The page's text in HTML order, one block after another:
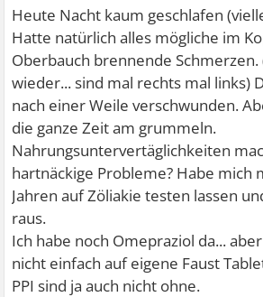
Heute Nacht kaum geschlafen
Hatte natürlich alles mögliche im
Oberbauch brennende
wieder... sind mal rechts mal links)
nach einer Weile verschwunden.
die ganze Zeit am grummeln.
Nahrungsuntervertäglichkeiten
hartnäckige Probleme? Habe mich
Jahren auf Zöliakie testen lassen
raus.
Ich habe noch Omepraziol da...
nicht einfach auf eigene Faust
PPI sind ja auch nicht ohne.